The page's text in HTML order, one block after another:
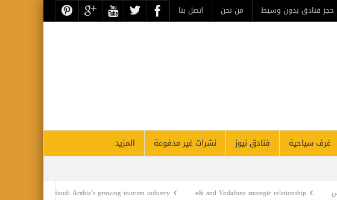
وسيط من نحن اتصل بنا
فنادق نيوز نشرات غير مدفوعة
المزيد
e& and Vodafone
CNN’s Destination explores Saudi Arabia’s growing tourism industry